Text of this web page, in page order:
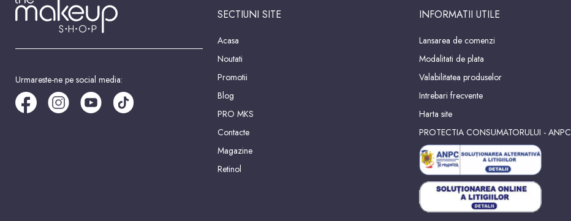
Urmareste-ne pe social media:
SECTIUNI SITE
Acasa
Noutati
Promotii
Blog
PRO MKS
Contacte
Magazine
Retinol
INFORMATII UTILE
Lansarea de comenzi
Modalitati de plata
Valabilitatea produselor
Intrebari frecvente
Harta site
PROTECTIA CONSUMATORULUI - ANPC